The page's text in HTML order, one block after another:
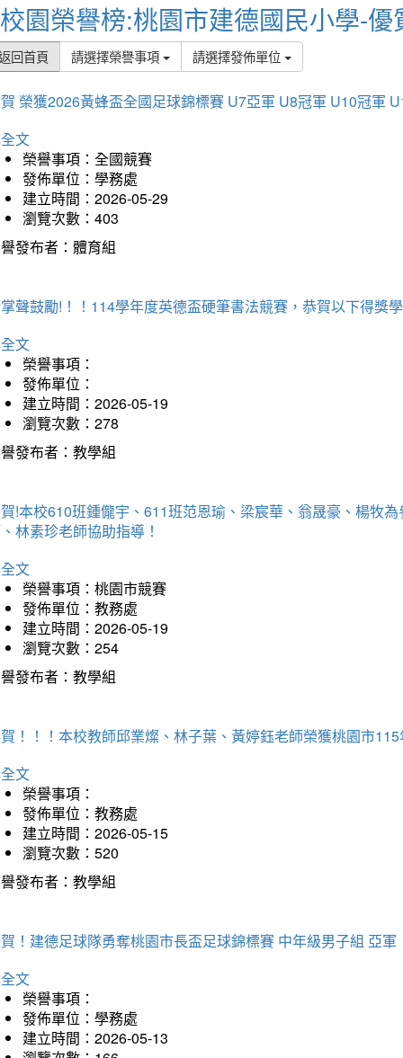
校園榮譽榜:桃園市建德國民小學-優
回首頁 請選擇榮譽事項 請選擇發佈單位
榮獲2026黃蜂盃全國足球錦標賽 U7亞軍 U8冠軍 U10冠軍
文
榮譽事項：全國競賽
發佈單位：學務處
建立時間：2026-05-29
瀏覽次數：403
發布者：體育組
聲鼓勵!！！114學年度英德盃硬筆書法競賽，恭賀以下得獎
文
榮譽事項：
發佈單位：
建立時間：2026-05-19
瀏覽次數：278
發布者：教學組
!本校610班鍾儱宇、611班范恩瑜、梁宸華、翁晟豪、楊牧
林素珍老師協助指導！
文
榮譽事項：桃園市競賽
發佈單位：教務處
建立時間：2026-05-19
瀏覽次數：254
發布者：教學組
！！！本校教師邱業燦、林子葉、黃婷鈺老師榮獲桃園市
文
榮譽事項：
發佈單位：教務處
建立時間：2026-05-15
瀏覽次數：520
發布者：教學組
！建德足球隊勇奪桃園市長盃足球錦標賽 中年級男子組 亞軍
文
榮譽事項：
發佈單位：學務處
建立時間：2026-05-13